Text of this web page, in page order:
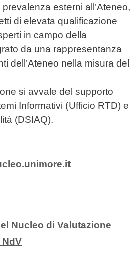
esterni all’Ateneo,
di elevata qualificazione
in campo della
da una rappresentanza
dell’Ateneo nella misura del
si avvale del supporto
Informativi (Ufficio RTD) e
(DSIAQ).
Nucleo di Valutazione